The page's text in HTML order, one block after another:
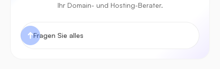
Ihr Domain- und Hosting-Berater.